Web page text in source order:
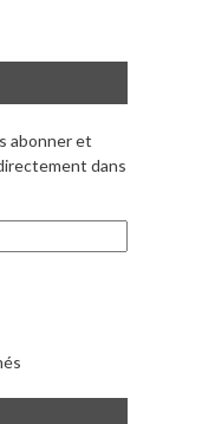
abonner et
dans